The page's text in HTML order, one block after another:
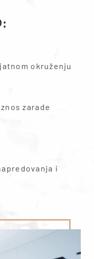
okruženju
zarade
i